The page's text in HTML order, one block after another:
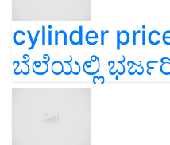
cylinder
ಬೆಲೆಯಲ್ಲಿ